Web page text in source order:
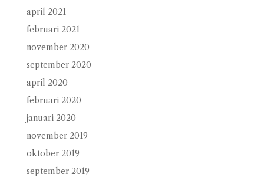
april 2021
februari 2021
november 2020
september 2020
april 2020
februari 2020
januari 2020
november 2019
oktober 2019
september 2019